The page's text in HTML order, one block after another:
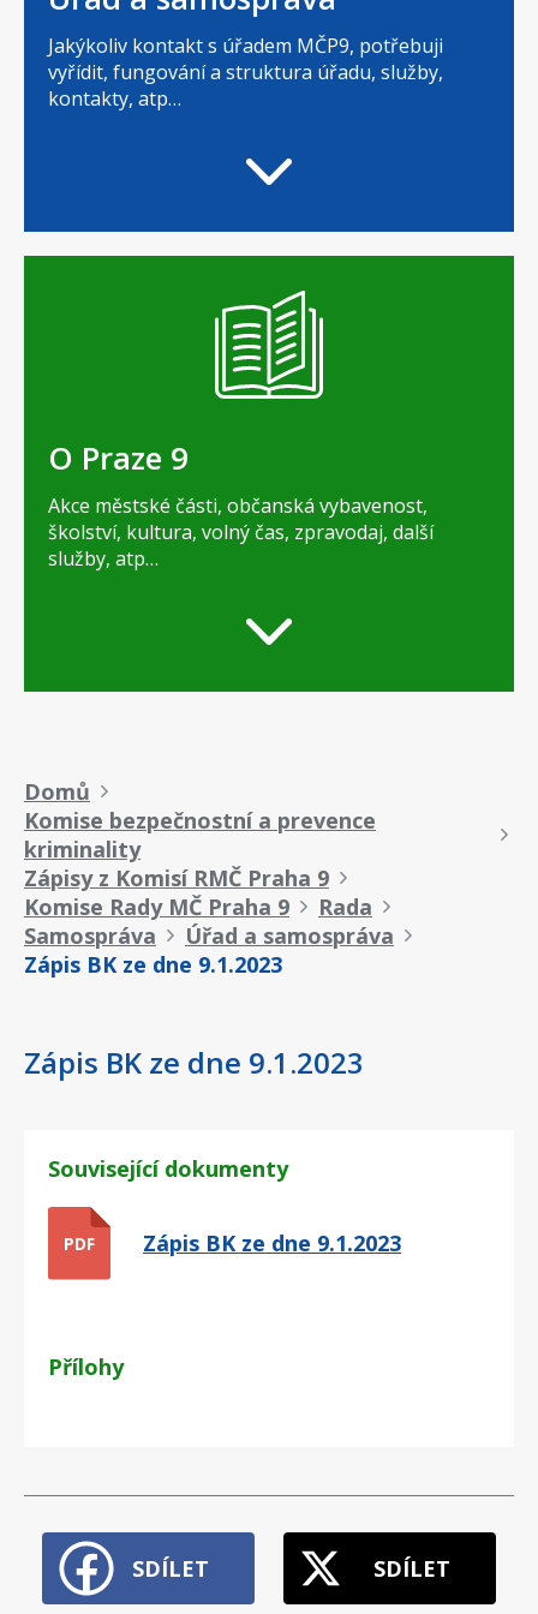
Jakýkoliv kontakt s úřadem MČP9, potřebuji
vyřídit, fungování a struktura úřadu, služby,
kontakty, atp…
O Praze 9
Akce městské části, občanská vybavenost,
školství, kultura, volný čas, zpravodaj, další
služby, atp…
Drobečková
navigace
Domů
Komise bezpečnostní a prevence
kriminality
Zápisy z Komisí RMČ Praha 9
Komise Rady MČ Praha 9
Rada
Samospráva
Úřad a samospráva
Zápis BK ze dne 9.1.2023
Zápis BK ze dne 9.1.2023
Související dokumenty
PDF Zápis BK ze dne 9.1.2023
Přílohy
SDÍLET SDÍLET